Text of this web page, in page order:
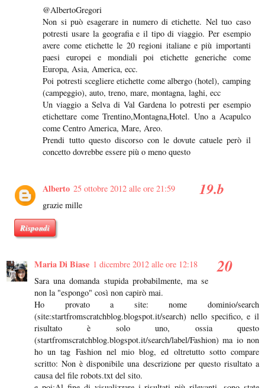
@AlbertoGregori
Non si può esagerare in numero di etichette. Nel tuo caso
potresti usare la geografia e il tipo di viaggio. Per esempio
avere come etichette le 20 regioni italiane e più importanti
paesi europei e mondiali poi etichette generiche come
Europa, Asia, America, ecc.
Poi potresti scegliere etichette come albergo (hotel), camping
(campeggio), auto, treno, mare, montagna, laghi, ecc
Un viaggio a Selva di Val Gardena lo potresti per esempio
etichettare come Trentino,Montagna,Hotel. Uno a Acapulco
come Centro America, Mare, Areo.
Prendi tutto questo discorso con le dovute catuele però il
concetto dovrebbe essere più o meno questo
Alberto 25 ottobre 2012 alle ore 21:59
grazie mille
Rispondi
Maria Di Biase 1 dicembre 2012 alle ore 12:18
Sara una domanda stupida probabilmente, ma se
non la "espongo" così non capirò mai.
Ho provato a site: nome dominio/search
(site:startfromscratchblog.blogspot.it/search) nello specifico, e il
risultato è solo uno, ossia questo
(startfromscratchblog.blogspot.it/search/label/Fashion) ma io non
ho un tag Fashion nel mio blog, ed oltretutto sotto compare
scritto: Non è disponibile una descrizione per questo risultato a
causa del file robots.txt del sito.